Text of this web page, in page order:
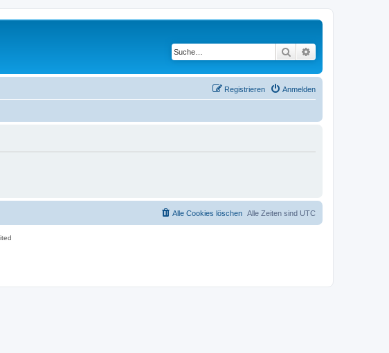
Suche
Anmelden
Registrieren
Alle Zeiten sind UTC
Alle Cookies löschen